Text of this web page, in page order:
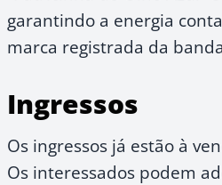
garantindo a energia
marca registrada da
Ingressos
Os ingressos já estão à
Os interessados podem